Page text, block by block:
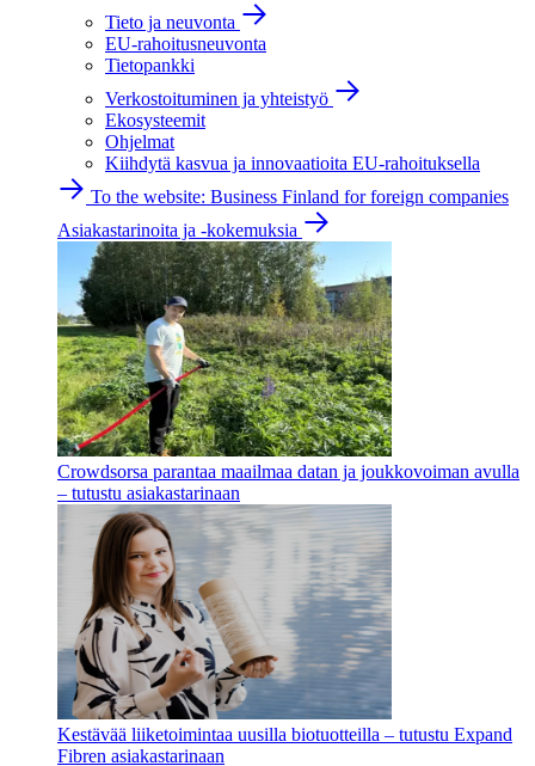
Tieto ja neuvonta
EU-rahoitusneuvonta
Tietopankki
Verkostoituminen ja yhteistyö
Ekosysteemit
Ohjelmat
Kiihdytä kasvua ja innovaatioita EU-rahoituksella
To the website: Business Finland for foreign companies
Asiakastarinoita ja -kokemuksia
Crowdsorsa parantaa maailmaa datan ja joukkovoiman avulla
– tutustu asiakastarinaan
Kestävää liiketoimintaa uusilla biotuotteilla – tutustu Expand
Fibren asiakastarinaan